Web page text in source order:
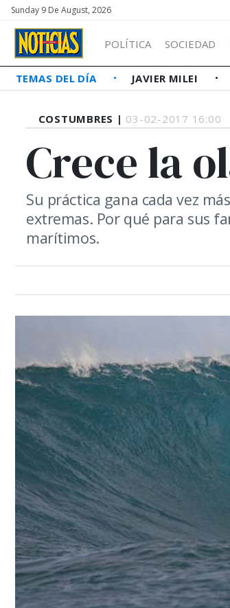
Sunday 9 De August, 2026
POLÍTICA SOCIEDAD
TEMAS DEL DÍA JAVIER MILEI
COSTUMBRES | 03-02-2017 16:00
Crece la
Su práctica gana cada vez
extremas. Por qué para sus
marítimos.